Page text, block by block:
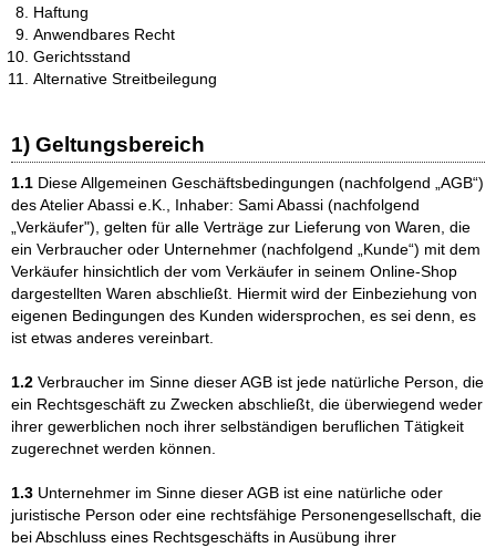
Haftung
Anwendbares Recht
Gerichtsstand
Alternative Streitbeilegung
1) Geltungsbereich
1.1 Diese Allgemeinen Geschäftsbedingungen (nachfolgend „AGB“)
des Atelier Abassi e.K., Inhaber: Sami Abassi (nachfolgend
„Verkäufer"), gelten für alle Verträge zur Lieferung von Waren, die
ein Verbraucher oder Unternehmer (nachfolgend „Kunde“) mit dem
Verkäufer hinsichtlich der vom Verkäufer in seinem Online-Shop
dargestellten Waren abschließt. Hiermit wird der Einbeziehung von
eigenen Bedingungen des Kunden widersprochen, es sei denn, es
ist etwas anderes vereinbart.
1.2 Verbraucher im Sinne dieser AGB ist jede natürliche Person, die
ein Rechtsgeschäft zu Zwecken abschließt, die überwiegend weder
ihrer gewerblichen noch ihrer selbständigen beruflichen Tätigkeit
zugerechnet werden können.
1.3 Unternehmer im Sinne dieser AGB ist eine natürliche oder
juristische Person oder eine rechtsfähige Personengesellschaft, die
bei Abschluss eines Rechtsgeschäfts in Ausübung ihrer